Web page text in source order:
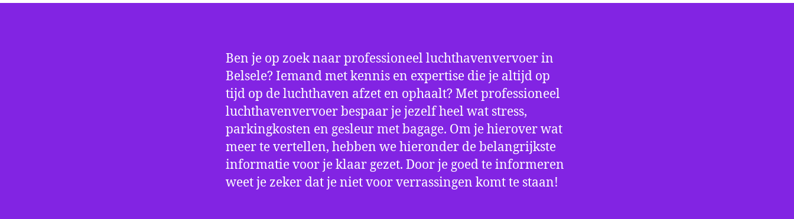
Ben je op zoek naar professioneel luchthavenvervoer in
Belsele? Iemand met kennis en expertise die je altijd op
tijd op de luchthaven afzet en ophaalt? Met professioneel
luchthavenvervoer bespaar je jezelf heel wat stress,
parkingkosten en gesleur met bagage. Om je hierover wat
meer te vertellen, hebben we hieronder de belangrijkste
informatie voor je klaar gezet. Door je goed te informeren
weet je zeker dat je niet voor verrassingen komt te staan!